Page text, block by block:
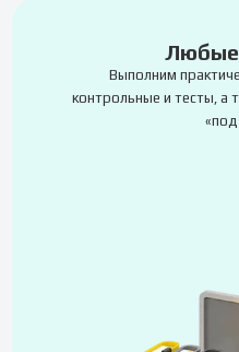
Выполним
контрольные и тесты, а